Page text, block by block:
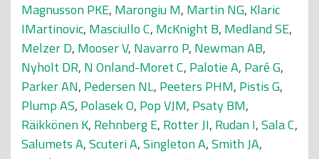
Magnusson PKE, Marongiu M, Martin NG, Klaric
IMartinovic, Masciullo C, McKnight B, Medland SE,
Melzer D, Mooser V, Navarro P, Newman AB,
Nyholt DR, N Onland-Moret C, Palotie A, Paré G,
Parker AN, Pedersen NL, Peeters PHM, Pistis G,
Plump AS, Polasek O, Pop VJM, Psaty BM,
Räikkönen K, Rehnberg E, Rotter JI, Rudan I,Sala C,
Salumets A,Scuteri A,Singleton A,Smith JA,